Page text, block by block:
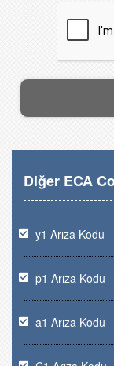
Diğer ECA
y1 Arıza Kodu
p1 Arıza Kodu
a1 Arıza Kodu